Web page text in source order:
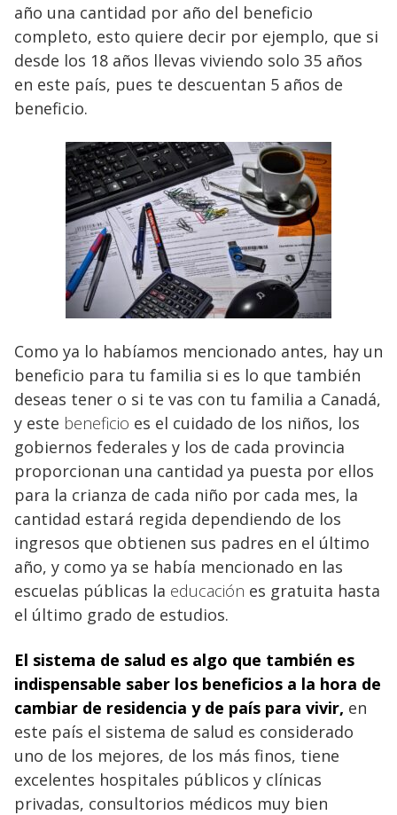
año una cantidad por año del beneficio
completo, esto quiere decir por ejemplo, que si
desde los 18 años llevas viviendo solo 35 años
en este país, pues te descuentan 5 años de
beneficio.
Como ya lo habíamos mencionado antes, hay un
beneficio para tu familia si es lo que también
deseas tener o si te vas con tu familia a Canadá,
y este beneficio es el cuidado de los niños, los
gobiernos federales y los de cada provincia
proporcionan una cantidad ya puesta por ellos
para la crianza de cada niño por cada mes, la
cantidad estará regida dependiendo de los
ingresos que obtienen sus padres en el último
año, y como ya se había mencionado en las
escuelas públicas la educación es gratuita hasta
el último grado de estudios.
El sistema de salud es algo que también es
indispensable saber los beneficios a la hora de
cambiar de residencia y de país para vivir, en
este país el sistema de salud es considerado
uno de los mejores, de los más finos, tiene
excelentes hospitales públicos y clínicas
privadas, consultorios médicos muy bien